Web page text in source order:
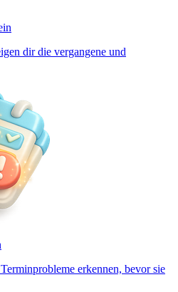
dir die vergangene und
erkennen, bevor sie